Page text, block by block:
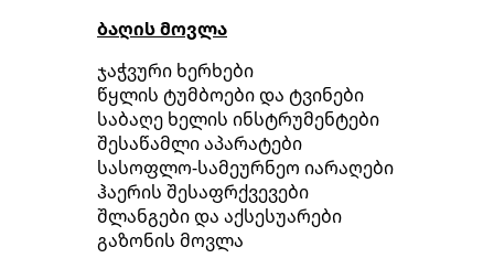
ბაღის მოვლა
ჯაჭვური ხერხები
წყლის ტუმბოები და ტვინები
საბაღე ხელის ინსტრუმენტები
შესაწამლი აპარატები
სასოფლო-სამეურნეო იარაღები
ჰაერის შესაფრქვევები
შლანგები და აქსესუარები
გაზონის მოვლა